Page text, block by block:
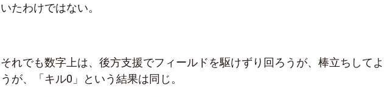
いたわけではない。
それでも数字上は、後方支援でフィールドを駆けずり回ろうが、棒立ちしてよ
うが、「キル0」という結果は同じ。